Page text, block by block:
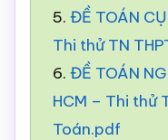
5. ĐỀ TOÁN
Thi thử TN
6. ĐỀ TOÁN
HCM – Thi thử
Toán.pdf